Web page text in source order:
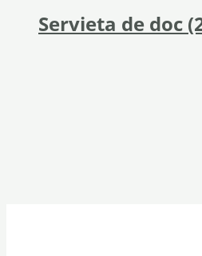
Servieta de doc